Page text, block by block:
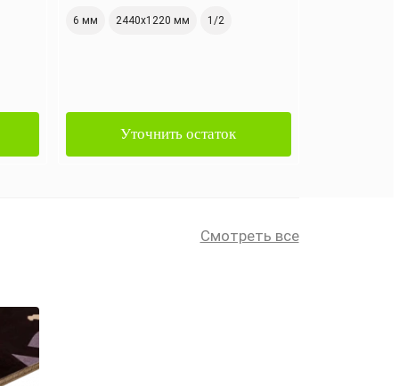
6 мм 2440х1220 мм 1/2
Уточнить остаток
Смотреть все